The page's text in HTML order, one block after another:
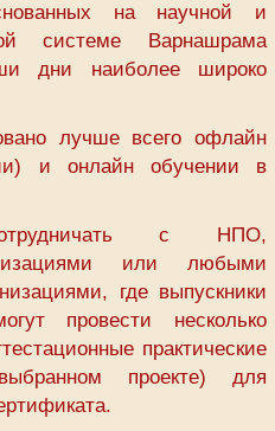
на научной и
системе Варнашрама
дни наиболее широко
лучше всего офлайн
и онлайн обучении в
с НПО,
или любыми
где выпускники
провести несколько
практические
проекте) для